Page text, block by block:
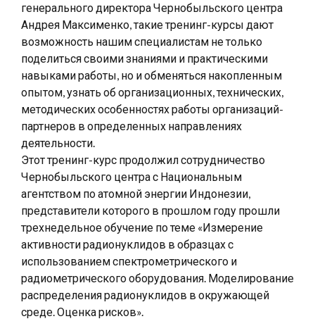
генерального директора Чернобыльского центра
Андрея Максименко, такие тренинг-курсы дают
возможность нашим специалистам не только
поделиться своими знаниями и практическими
навыками работы, но и обменяться накопленным
опытом, узнать об организационных, технических,
методических особенностях работы организаций-
партнеров в определенных направлениях
деятельности.
Этот тренинг-курс продолжил сотрудничество
Чернобыльского центра с Национальным
агентством по атомной энергии Индонезии,
представители которого в прошлом году прошли
трехнедельное обучение по теме «Измерение
активности радионуклидов в образцах с
использованием спектрометрического и
радиометрического оборудования. Моделирование
распределения радионуклидов в окружающей
среде. Оценка рисков».